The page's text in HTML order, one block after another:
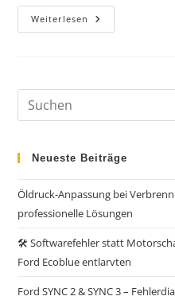
Weiterlesen
Neueste Beiträge
Öldruck-Anpassung bei
professionelle Lösungen
🛠️ Softwarefehler statt
Ford Ecoblue entlarvten
Ford SYNC 2 & SYNC 3 –